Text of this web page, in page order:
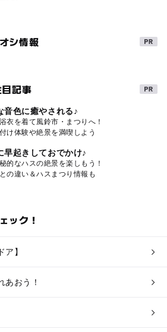
シ情報
記事
音色に癒やされる♪
衣を着て風鈴市・まつりへ！
け体験や絶景を満喫しよう
早起きしておでかけ♪
的なハスの絶景を楽しもう！
の違い＆ハスまつり情報も
ック！
】
あおう！